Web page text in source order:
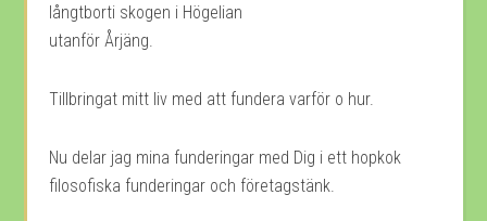
långtborti skogen i Högelian
utanför Årjäng.
Tillbringat mitt liv med att fundera varför o hur.
Nu delar jag mina funderingar med Dig i ett hopkok
filosofiska funderingar och företagstänk.